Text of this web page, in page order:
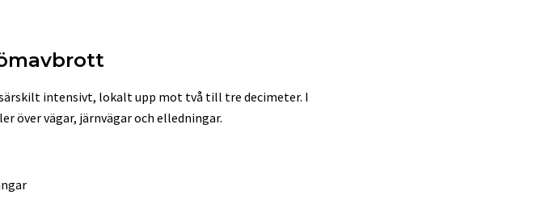
intensivt, lokalt upp mot två till tre decimeter. I
över vägar, järnvägar och elledningar.